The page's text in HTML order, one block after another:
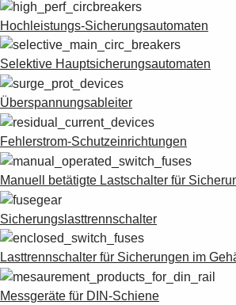
0
Hochleistungs-Sicherungsautomaten
Selektive Hauptsicherungsautomaten
Überspannungsableiter
Fehlerstrom-Schutzeinrichtungen
Manuell betätigte Lastschalter für
Sicherungslasttrennschalter
Lasttrennschalter für Sicherungen im
Messgeräte für DIN-Schiene